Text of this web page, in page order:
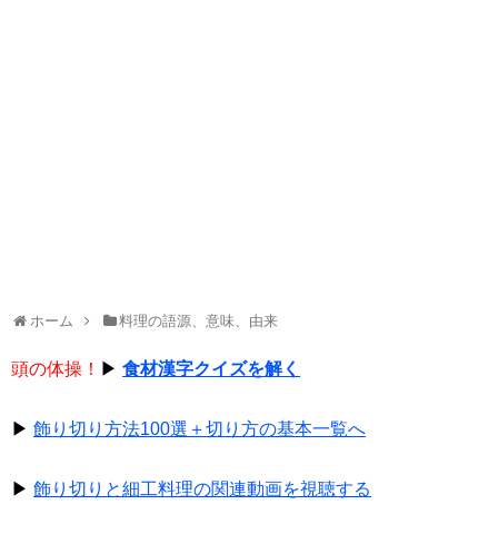
ホーム 料理の語源、意味、由来
頭の体操！ ▶ 食材漢字クイズを解く
▶ 飾り切り方法100選＋切り方の基本一覧へ
▶ 飾り切りと細工料理の関連動画を視聴する